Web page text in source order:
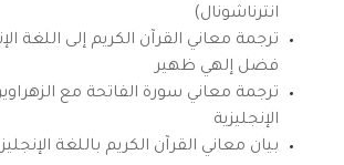
انترناشونال)
ترجمة معاني القرآن الكريم إلى اللغة
فضل إلهي ظهير
ترجمة معاني سورة الفاتحة مع
الإنجليزية
بيان معاني القرآن الكريم باللغة